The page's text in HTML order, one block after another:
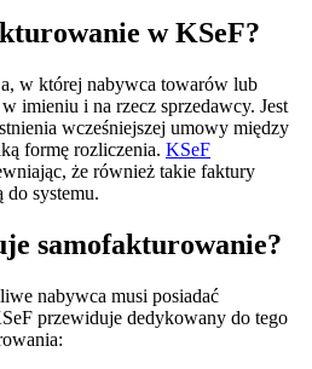
w KSeF?
w której nabywca towarów lub
imieniu i na rzecz sprzedawcy. Jest
wcześniejszej umowy między
formę rozliczenia. KSeF
że również takie faktury
do systemu.
samofakturowanie?
nabywca musi posiadać
przewiduje dedykowany do tego